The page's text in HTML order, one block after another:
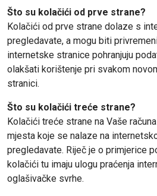
Što su kolačići od prve strane?
Kolačići od prve strane dolaze s
pregledavate, a mogu biti
internetske stranice pohranjuju
olakšati korištenje pri svakom
stranici.
Što su kolačići treće strane?
Kolačići treće strane na Vaše
mjesta koje se nalaze na
pregledavate. Riječ je o primjerice
kolačići tu imaju ulogu praćenja
oglašivačke svrhe.